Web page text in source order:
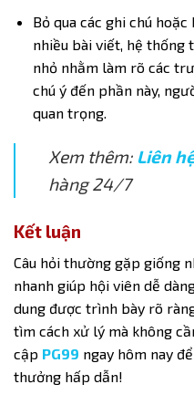
Bỏ qua các ghi chú
nhiều bài viết, hệ thống
nhỏ nhằm làm rõ các
chú ý đến phần này,
quan trọng.
Xem thêm: Liên
hàng 24/7
Kết luận
Câu hỏi thường gặp giống
nhanh giúp hội viên dễ
dung được trình bày rõ
tìm cách xử lý mà không
cập PG99 ngay hôm nay
thưởng hấp dẫn!